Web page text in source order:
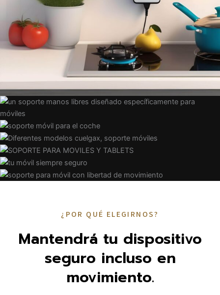
¿POR QUÉ ELEGIRNOS?
Mantendrá tu dispositivo
seguro incluso en
movimiento.